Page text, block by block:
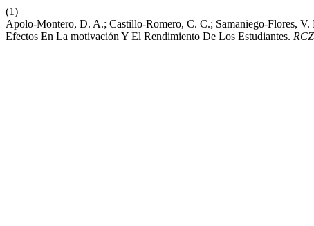
(1)
Apolo-Montero, D. A.; Castillo-Romero, C. C.; Samaniego-Flores,
Efectos En La motivación Y El Rendimiento De Los Estudiantes. RCZ